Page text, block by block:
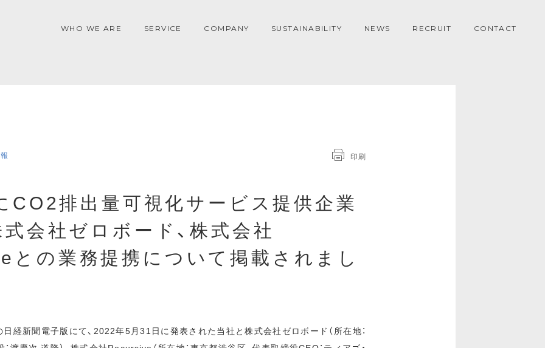
WHO WE ARE SERVICE COMPANY SUSTAINABILITY NEWS RECRUIT CONTACT
印刷
CO2排出量可視化サービス提供企業
式会社ゼロボード、株式会社
の業務提携について掲載されまし
経新聞電子版にて、2022年5月31日に発表された当社と株式会社ゼロボード（所在地：